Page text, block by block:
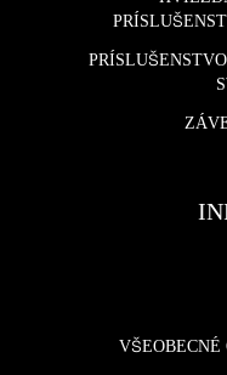
VŠEOBECNÉ